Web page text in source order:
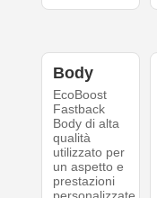
Body
EcoBoost
Fastback
Body di alta
qualità
utilizzato per
un aspetto e
prestazioni